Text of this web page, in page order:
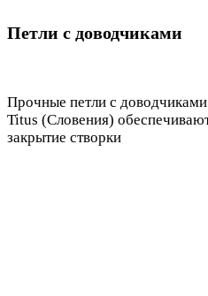
Петли с доводчиками
Прочные петли с
Titus (Словения)
закрытие створки